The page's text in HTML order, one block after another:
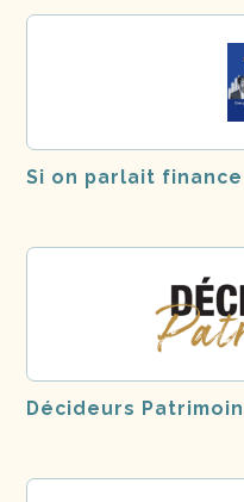
Si on parlait
Décideurs